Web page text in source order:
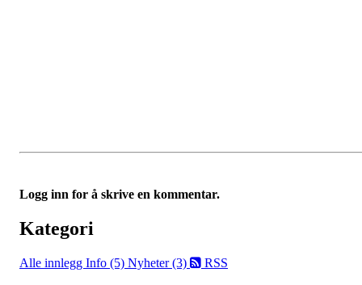
Logg inn for å skrive en kommentar.
Kategori
Alle innlegg Info (5) Nyheter (3) RSS